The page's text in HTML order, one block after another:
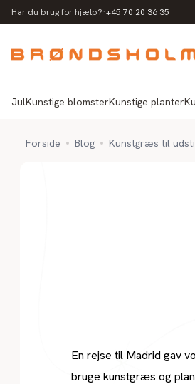
Har du brug for hjælp?·+45 70 20 36 35
JulKunstige blomsterKunstige planter
Forside Blog Kunstgræs til
En rejse til Madrid gav
bruge kunstgræs og